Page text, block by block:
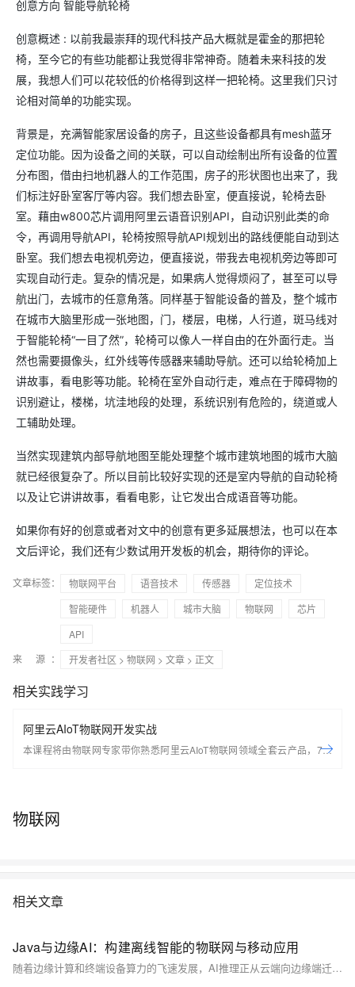
创意方向 智能导航轮椅
创意概述 : 以前我最崇拜的现代科技产品大概就是霍金的那把轮
椅，至今它的有些功能都让我觉得非常神奇。随着未来科技的发
展，我想人们可以花较低的价格得到这样一把轮椅。这里我们只讨
论相对简单的功能实现。
背景是，充满智能家居设备的房子，且这些设备都具有mesh蓝牙
定位功能。因为设备之间的关联，可以自动绘制出所有设备的位置
分布图，借由扫地机器人的工作范围，房子的形状图也出来了，我
们标注好卧室客厅等内容。我们想去卧室，便直接说，轮椅去卧
室。藉由w800芯片调用阿里云语音识别API，自动识别此类的命
令，再调用导航API，轮椅按照导航API规划出的路线便能自动到达
卧室。我们想去电视机旁边，便直接说，带我去电视机旁边等即可
实现自动行走。复杂的情况是，如果病人觉得烦闷了，甚至可以导
航出门，去城市的任意角落。同样基于智能设备的普及，整个城市
在城市大脑里形成一张地图，门，楼层，电梯，人行道，斑马线对
于智能轮椅“一目了然”，轮椅可以像人一样自由的在外面行走。当
然也需要摄像头，红外线等传感器来辅助导航。还可以给轮椅加上
讲故事，看电影等功能。轮椅在室外自动行走，难点在于障碍物的
识别避让，楼梯，坑洼地段的处理，系统识别有危险的，绕道或人
工辅助处理。
当然实现建筑内部导航地图至能处理整个城市建筑地图的城市大脑
就已经很复杂了。所以目前比较好实现的还是室内导航的自动轮椅
以及让它讲讲故事，看看电影，让它发出合成语音等功能。
如果你有好的创意或者对文中的创意有更多延展想法，也可以在本
文后评论，我们还有少数试用开发板的机会，期待你的评论。
文章标签： 物联网平台 语音技术 传感器
定位技术
智能硬件
机器人 城市大脑 物联网
芯片
API
来 源：
开发者社区 > 物联网 > 文章 > 正文
相关实践学习
阿里云AIoT物联网开发实战
本课程将由物联网专家带你熟悉阿里云AIoT物联网领域全套云产品，7天
https://linkwan.console.aliyun.com/service-open
物联网
相关文章
Java与边缘AI：构建离线智能的物联网与移动应用
随着边缘计算和终端设备算力的飞速发展，AI推理正从云端向边缘端迁移。本文深入探讨如何在资源受限的边缘设备上使用Java构建离线智能应用，涵盖从模型优化、推理加速到资源管理的全流程。我们将完整展示在Android设备、嵌入式系统和IoT网关中部署轻量级AI模型的技术方案，为构建真正实时、隐私安全的边缘智能应用提供完整实践指南。